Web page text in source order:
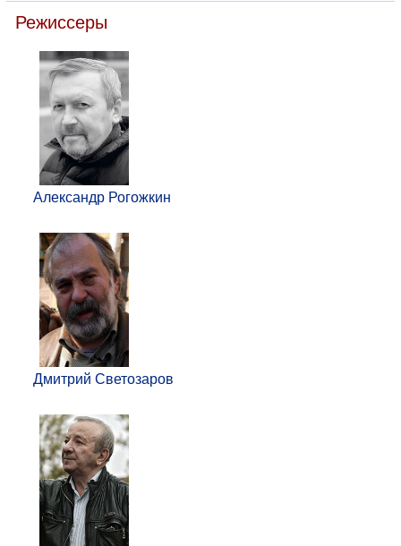
Режиссеры
Александр Рогожкин
Дмитрий Светозаров